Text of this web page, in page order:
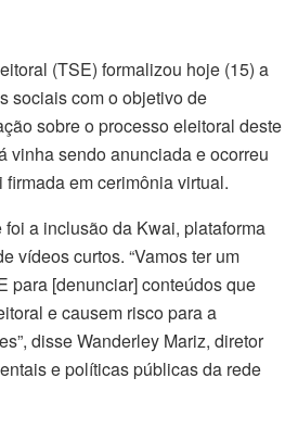
(TSE) formalizou hoje (15) a
sociais com o objetivo de
sobre o processo eleitoral deste
vinha sendo anunciada e ocorreu
em cerimônia virtual.
a inclusão da Kwai, plataforma
vídeos curtos. “Vamos ter um
para [denunciar] conteúdos que
e causem risco para a
disse Wanderley Mariz, diretor
e políticas públicas da rede